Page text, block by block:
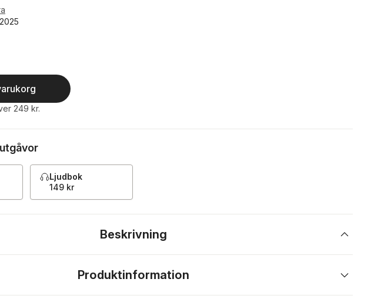
antal röster:
249 kr.
Ljudbok
149 kr
Beskrivning
Produktinformation